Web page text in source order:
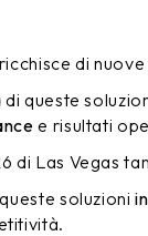
di nuove
di queste
e risultati
di Las Vegas
soluzioni